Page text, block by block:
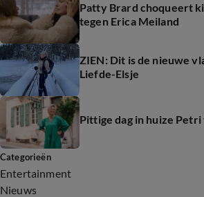
Patty Brard choqueert
tegen Erica Meiland
ZIEN: Dit is de nieuwe
Liefde-Elsje
Pittige dag in huize Petri
Categorieën
Entertainment
Nieuws